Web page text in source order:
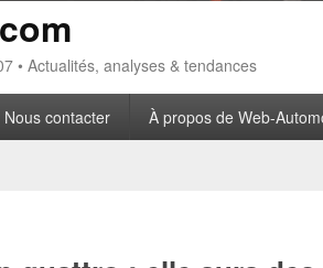
• Actualités, analyses & tendances
Nous contacter À propos de Web-